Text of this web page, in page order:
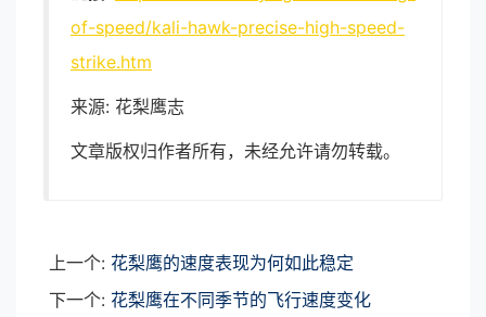
of-speed/kali-hawk-precise-high-speed-
strike.htm
来源: 花梨鹰志
文章版权归作者所有，未经允许请勿转载。
上一个: 花梨鹰的速度表现为何如此稳定
下一个: 花梨鹰在不同季节的飞行速度变化